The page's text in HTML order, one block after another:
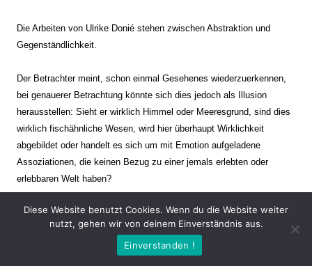
Die Arbeiten von Ulrike Donié stehen zwischen Abstraktion und
Gegenständlichkeit.
Der Betrachter meint, schon einmal Gesehenes wiederzuerkennen,
bei genauerer Betrachtung könnte sich dies jedoch als Illusion
herausstellen: Sieht er wirklich Himmel oder Meeresgrund, sind dies
wirklich fischähnliche Wesen, wird hier überhaupt Wirklichkeit
abgebildet oder handelt es sich um mit Emotion aufgeladene
Assoziationen, die keinen Bezug zu einer jemals erlebten oder
erlebbaren Welt haben?
Verharren und Dynamik stehen sich dabei gegenüber. Zeit steht still
oder verrinnt im Nu. Es soll dabei eine Spannung, auch farblich, bis
zur Schmerzgrenze erzeugt werden. Die Arbeiten stellen ambivalente
Diese Website benutzt Cookies. Wenn du die Website weiter
nutzt, gehen wir von deinem Einverständnis aus.
Einverstanden !